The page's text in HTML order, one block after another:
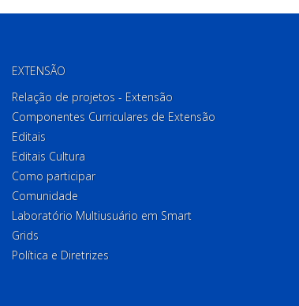
EXTENSÃO
Relação de projetos - Extensão
Componentes Curriculares de Extensão
Editais
Editais Cultura
Como participar
Comunidade
Laboratório Multiusuário em Smart
Grids
Política e Diretrizes